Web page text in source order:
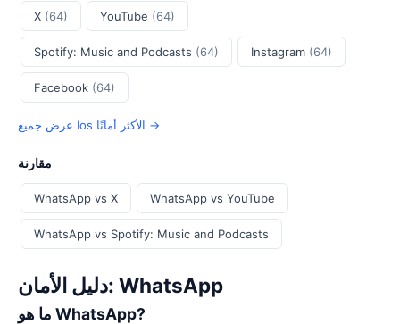
X (64) YouTube (64)
Spotify: Music and Podcasts (64) Instagram (64)
Facebook (64)
عرض جميع Ios الأكثر أمانًا →
مقارنة
WhatsApp vs X WhatsApp vs YouTube
WhatsApp vs Spotify: Music and Podcasts
دليل الأمان: WhatsApp
ما هو WhatsApp?